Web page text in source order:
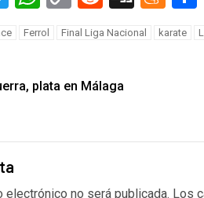
Link
Ferrol Final Liga Nacional karate
plata en Málaga
electrónico no será publicada. Los